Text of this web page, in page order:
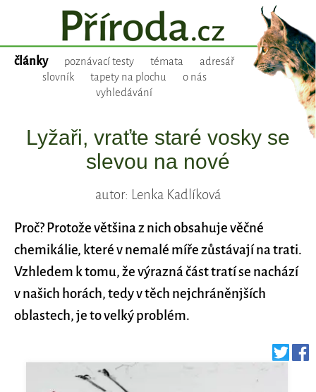
články poznávací testy témata
adresář
slovník
tapety na plochu
o nás
vyhledávání
Lyžaři, vraťte staré vosky se
slevou na nové
autor: Lenka Kadlíková
Proč? Protože většina z nich obsahuje věčné
chemikálie, které v nemalé míře zůstávají na trati.
Vzhledem k tomu, že výrazná část tratí se nachází
v našich horách, tedy v těch nejchráněnjších
oblastech, je to velký problém.